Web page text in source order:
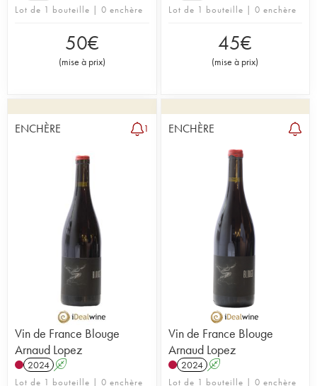
Lot de 1 bouteille | 0 enchère
50€
(mise à prix)
Lot de 1 bouteille | 0 enchère
45€
(mise à prix)
ENCHÈRE 1
Vin de France Blouge
Arnaud Lopez
2024 A
Lot de 1 bouteille | 0 enchère
ENCHÈRE
Vin de France Blouge
Arnaud Lopez
2024 A
Lot de 1 bouteille | 0 enchère